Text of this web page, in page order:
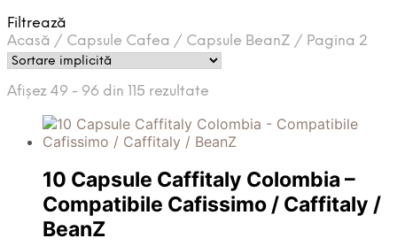
Filtrează
Acasă / Capsule Cafea / Capsule BeanZ / Pagina 2
Afișez 49 - 96 din 115 rezultate
10 Capsule Caffitaly Colombia –
Compatibile Cafissimo / Caffitaly /
BeanZ